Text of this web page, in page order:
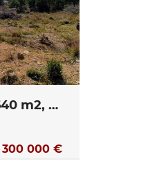
Mješovito zemljište, 2640 m2, građevno 1200 m2, Marušići
300 000 €